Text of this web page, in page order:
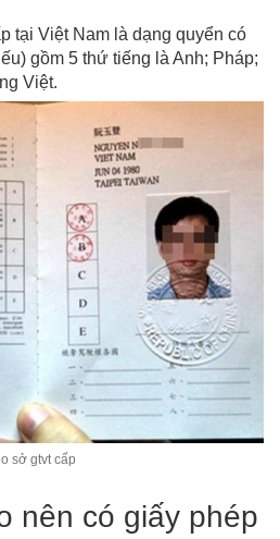
tại Việt Nam là dạng quyển có
gồm 5 thứ tiếng là Anh; Pháp;
Việt.
sở gtvt cấp
nên có giấy phép